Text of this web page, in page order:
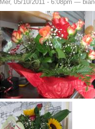
Mer, 05/10/2011 - 6:08pm —